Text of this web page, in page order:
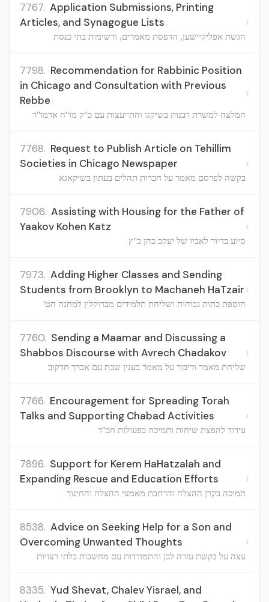
7767. Application Submissions, Printing
Articles, and Synagogue Lists
הגשת אפליקיישען, הדפסת מאמרים, ורשימות בתי כנסת
›
7798. Recommendation for Rabbinic Position
in Chicago and Consultation with Previous
Rebbe
המלצה למשרת רבנות בשיקגו והתייעצות עם כ"ק מו"ח אדמו"ר
›
7768. Request to Publish Article on Tehillim
Societies in Chicago Newspaper
בקשה לפרסם מאמר על חברות תהלים בעתון בשיקאגא
›
7906. Assisting with Housing for the Father of
Yaakov Kohen Katz
סיוע בדיור לאביו של יעקב כהן כ"ץ
›
7973. Adding Higher Classes and Sending
Students from Brooklyn to Machaneh HaTzair
הוספת כתות גבוהות ושליחת תלמידים מברוקלין למחנה הט'
›
7760. Sending a Maamar and Discussing a
Shabbos Discourse with Avrech Chadakov
שליחת מאמר ודיבור על מאמר בענין שבת עם אברך חדקוב
›
7766. Encouragement for Spreading Torah
Talks and Supporting Chabad Activities
עידוד להפצת שיחות ותמיכה בפעולות חב"ד
›
7896. Support for Kerem HaHatzalah and
Expanding Rescue and Education Efforts
תמיכה בקרן ההצלה והרחבת מאמצי ההצלה והחינוך
›
8538. Advice on Seeking Help for a Son and
Overcoming Unwanted Thoughts
עצה על בקשת עזרה לבן והתמודדות עם מחשבות בלתי רצויות
›
8335. Yud Shevat, Chalev Yisrael, and